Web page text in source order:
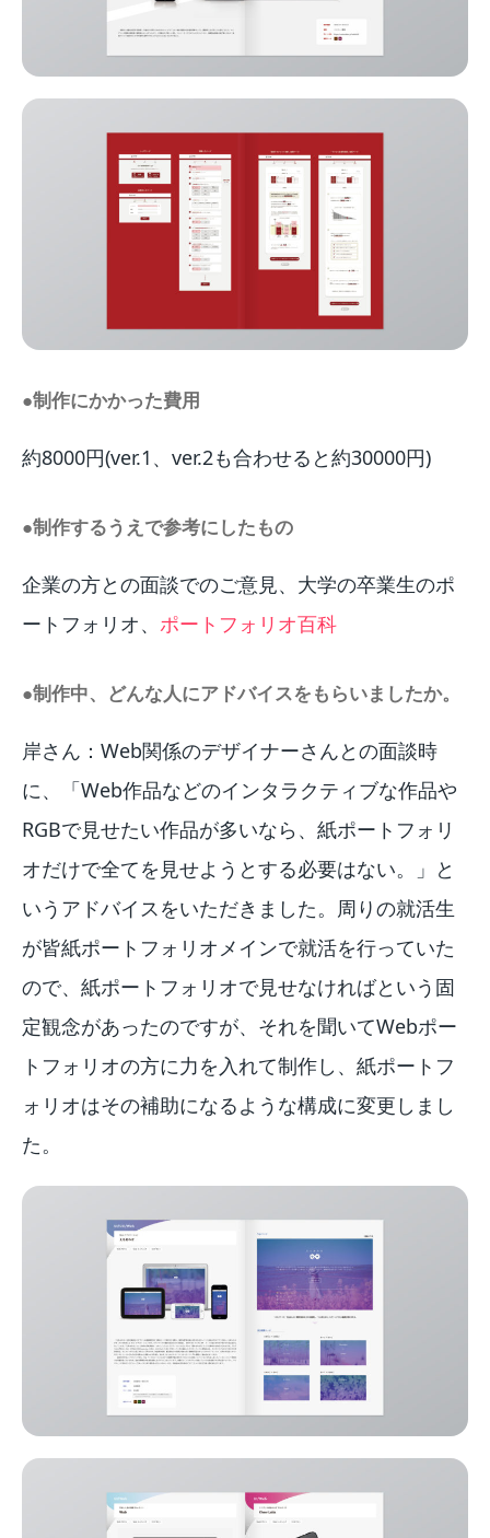
●制作にかかった費用
約8000円(ver.1、ver.2も合わせると約30000円)
●制作するうえで参考にしたもの
企業の方との面談でのご意見、大学の卒業生のポ
ートフォリオ、 ポートフォリオ百科
●制作中、どんな人にアドバイスをもらいましたか。
岸さん：Web関係のデザイナーさんとの面談時
に、「Web作品などのインタラクティブな作品や
RGBで見せたい作品が多いなら、紙ポートフォリ
オだけで全てを見せようとする必要はない。」と
いうアドバイスをいただきました。周りの就活生
が皆紙ポートフォリオメインで就活を行っていた
ので、紙ポートフォリオで見せなければという固
定観念があったのですが、それを聞いてWebポー
トフォリオの方に力を入れて制作し、紙ポートフ
ォリオはその補助になるような構成に変更しまし
た。